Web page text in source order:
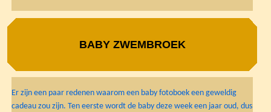
BABY ZWEMBROEK
Er zijn een paar redenen waarom een baby fotoboek een geweldig
cadeau zou zijn. Ten eerste wordt de baby deze week een jaar oud, dus